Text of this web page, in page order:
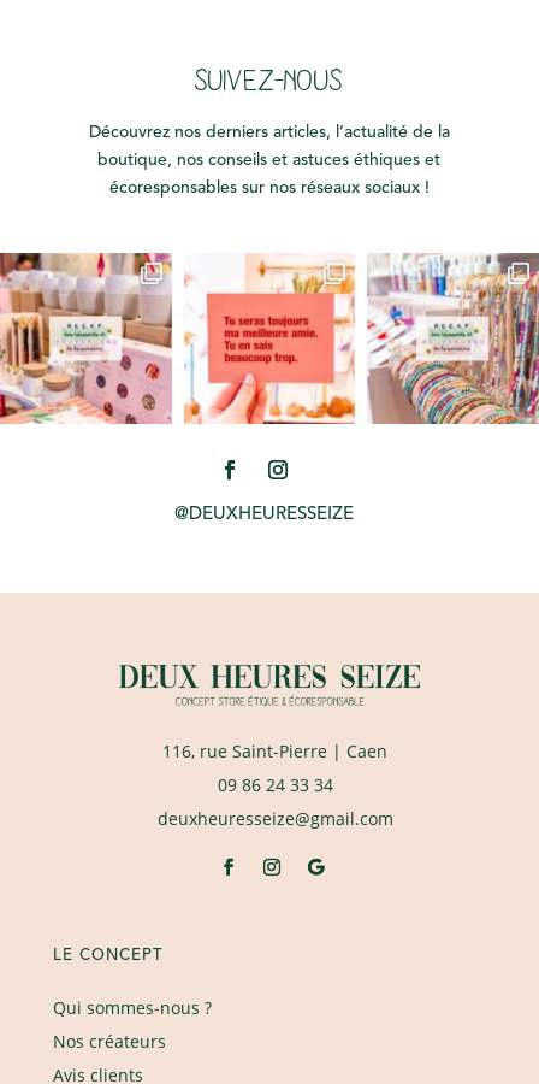
SUIVEZ-NOUS
Découvrez nos derniers articles, l’actualité de la
boutique, nos conseils et astuces éthiques et
écoresponsables sur nos réseaux sociaux !
@DEUXHEURESSEIZE
116, rue Saint-Pierre | Caen
09 86 24 33 34
deuxheuresseize@gmail.com
LE CONCEPT
Qui sommes-nous ?
Nos créateurs
Avis clients